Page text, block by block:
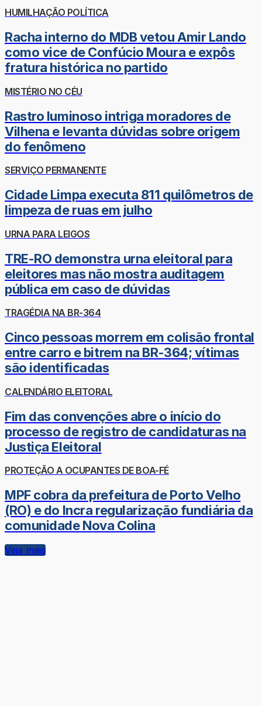
HUMILHAÇÃO POLÍTICA
Racha interno do MDB vetou Amir Lando
como vice de Confúcio Moura e expôs
fratura histórica no partido
MISTÉRIO NO CÉU
Rastro luminoso intriga moradores de
Vilhena e levanta dúvidas sobre origem
do fenômeno
SERVIÇO PERMANENTE
Cidade Limpa executa 811 quilômetros de
limpeza de ruas em julho
URNA PARA LEIGOS
TRE-RO demonstra urna eleitoral para
eleitores mas não mostra auditagem
pública em caso de dúvidas
TRAGÉDIA NA BR-364
Cinco pessoas morrem em colisão frontal
entre carro e bitrem na BR-364; vítimas
são identificadas
CALENDÁRIO ELEITORAL
Fim das convenções abre o início do
processo de registro de candidaturas na
Justiça Eleitoral
PROTEÇÃO A OCUPANTES DE BOA-FÉ
MPF cobra da prefeitura de Porto Velho
(RO) e do Incra regularização fundiária da
comunidade Nova Colina
Veja mais